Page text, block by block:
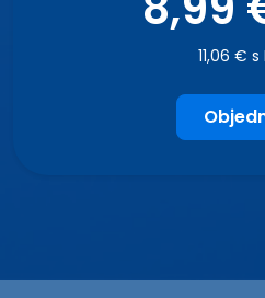
11,06 € s